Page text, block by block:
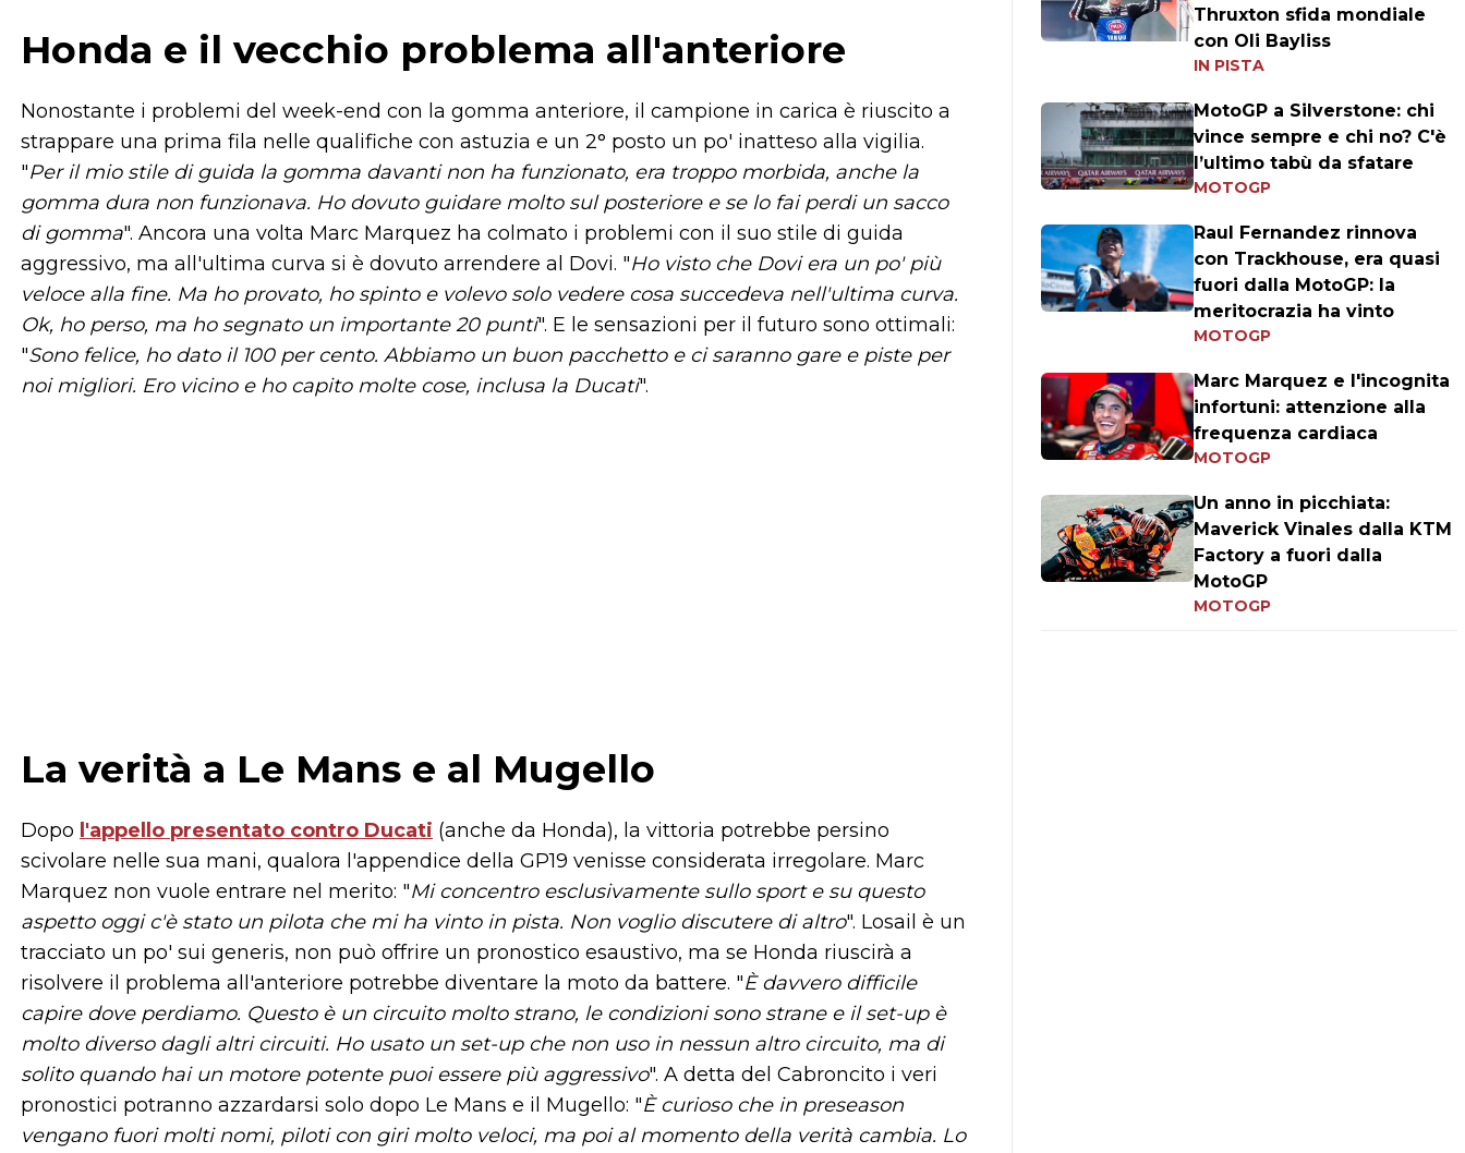
Honda e il vecchio problema all'anteriore
Nonostante i problemi del week-end con la gomma anteriore, il campione in carica è riuscito a
strappare una prima fila nelle qualifiche con astuzia e un 2° posto un po' inatteso alla vigilia.
"Per il mio stile di guida la gomma davanti non ha funzionato, era troppo morbida, anche la
gomma dura non funzionava. Ho dovuto guidare molto sul posteriore e se lo fai perdi un sacco
di gomma". Ancora una volta Marc Marquez ha colmato i problemi con il suo stile di guida
aggressivo, ma all'ultima curva si è dovuto arrendere al Dovi. "Ho visto che Dovi era un po' più
veloce alla fine. Ma ho provato, ho spinto e volevo solo vedere cosa succedeva nell'ultima curva.
Ok, ho perso, ma ho segnato un importante 20 punti". E le sensazioni per il futuro sono ottimali:
"Sono felice, ho dato il 100 per cento. Abbiamo un buon pacchetto e ci saranno gare e piste per
noi migliori. Ero vicino e ho capito molte cose, inclusa la Ducati".
La verità a Le Mans e al Mugello
Dopo l'appello presentato contro Ducati (anche da Honda), la vittoria potrebbe persino
scivolare nelle sua mani, qualora l'appendice della GP19 venisse considerata irregolare. Marc
Marquez non vuole entrare nel merito: "Mi concentro esclusivamente sullo sport e su questo
aspetto oggi c'è stato un pilota che mi ha vinto in pista. Non voglio discutere di altro". Losail è un
tracciato un po' sui generis, non può offrire un pronostico esaustivo, ma se Honda riuscirà a
risolvere il problema all'anteriore potrebbe diventare la moto da battere. "È davvero difficile
capire dove perdiamo. Questo è un circuito molto strano, le condizioni sono strane e il set-up è
molto diverso dagli altri circuiti. Ho usato un set-up che non uso in nessun altro circuito, ma di
solito quando hai un motore potente puoi essere più aggressivo". A detta del Cabroncito i veri
pronostici potranno azzardarsi solo dopo Le Mans e il Mugello: "È curioso che in preseason
vengano fuori molti nomi, piloti con giri molto veloci, ma poi al momento della verità cambia. Lo
Thruxton sfida mondiale
con Oli Bayliss
IN PISTA
MotoGP a Silverstone: chi
vince sempre e chi no? C'è
l’ultimo tabù da sfatare
MOTOGP
Raul Fernandez rinnova
con Trackhouse, era quasi
fuori dalla MotoGP: la
meritocrazia ha vinto
MOTOGP
Marc Marquez e l'incognita
infortuni: attenzione alla
frequenza cardiaca
MOTOGP
Un anno in picchiata:
Maverick Vinales dalla KTM
Factory a fuori dalla
MotoGP
MOTOGP